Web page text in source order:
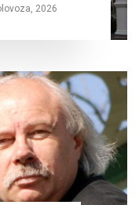
2026